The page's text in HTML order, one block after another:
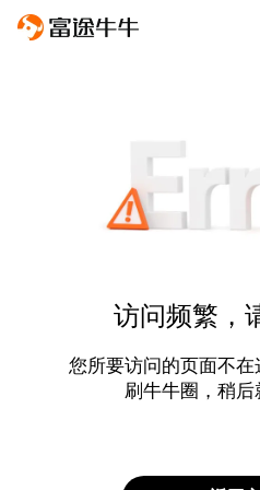
访问频繁，
您所要访问的页面不
刷牛牛圈，稍后